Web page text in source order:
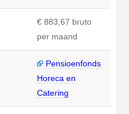
€ 883,67 bruto
per maand
Pensioenfonds
Horeca en
Catering